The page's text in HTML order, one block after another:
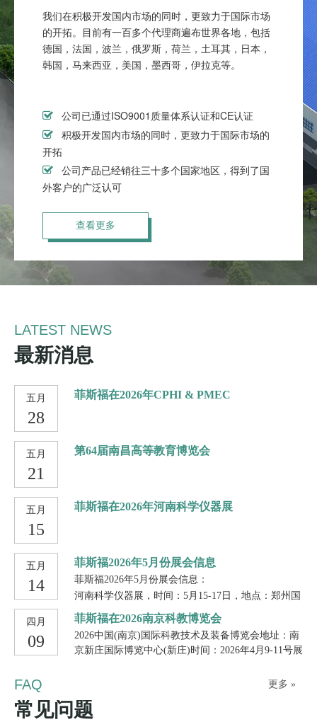
我们在积极开发国内市场的同时，更致力于国际市场
的开拓。目前有一百多个代理商遍布世界各地，包括
德国，法国，波兰，俄罗斯，荷兰，土耳其，日本，
韩国，马来西亚，美国，墨西哥，伊拉克等。
 公司已通过ISO9001 质量体系认证和CE认证

积极开发国内市场的同时，更致力于国际市场的
开拓

公司产品已经销往三十多个国家地区，得到了国
外客户的广泛认可
查看更多
LATEST NEWS
最新消息
五月
28
菲斯福在2026年CPHI & PMEC
五月
21
第64届南昌高等教育博览会
五月
15
菲斯福在2026年河南科学仪器展
五月
14
菲斯福2026年5月份展会信息
菲斯福2026年5月份展会信息：
河南科学仪器展，时间：5月15-17日，地点：郑州国
际会展中心，展位号：AT21
南昌高等教育博览会，时间：5月22-24日，地点：南
昌绿地国际博览中心 A2展厅，展位号：A2G25
时间：5月29-31日，地点：北京.国家会议中心(二
期)，展位号：3105 ，3106
欢迎各位新老客户莅临现场，指导交流~
四月
09
菲斯福在2026南京科教博览会
2026中国(南京)国际科教技术及装备博览会地址：南
京新庄国际博览中心(新庄)时间：2026年4月9-11号展
FAQ 更多 »
常见问题